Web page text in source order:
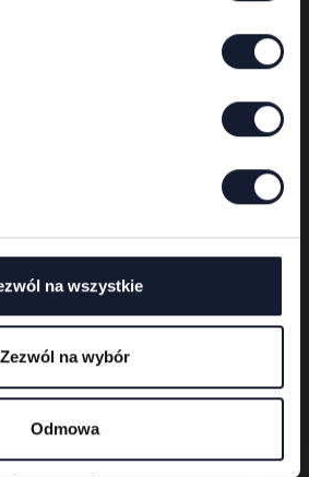
na wszystkie
Zezwól na wybór
Odmowa
delivery